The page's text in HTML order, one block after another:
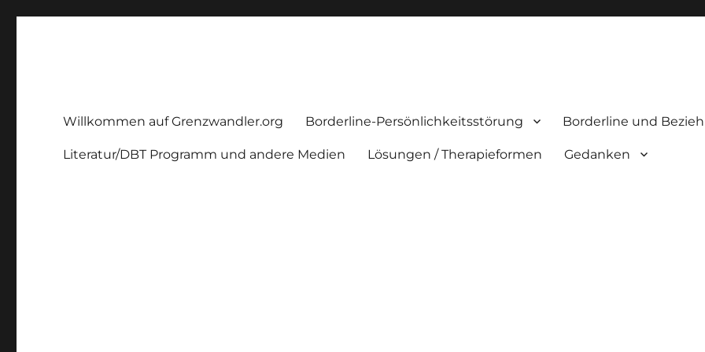
Willkommen auf Grenzwandler.org Borderline-Persönlichkeitsstörung Borderline und
Literatur/DBT Programm und andere Medien Lösungen / Therapieformen Gedanken